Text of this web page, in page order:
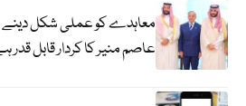
معاہدے کو عملی شکل دینے
عاصم منیر کا کردار قابل قدر